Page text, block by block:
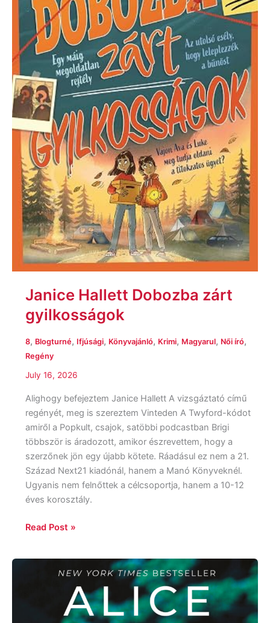
Janice Hallett Dobozba zárt
gyilkosságok
8, Blogturné, Ifjúsági, Könyvajánló, Krimi, Magyarul, Női író,
Regény
July 16, 2026
Alighogy befejeztem Janice Hallett A vizsgáztató című
regényét, meg is szereztem Vinteden A Twyford-kódot
amiről a Popkult, csajok, satöbbi podcastban Brigi
többször is áradozott, amikor észrevettem, hogy a
szerzőnek jön egy újabb kötete. Ráadásul ez nem a 21.
Század Next21 kiadónál, hanem a Manó Könyveknél.
Ugyanis nem felnőttek a célcsoportja, hanem a 10-12
éves korosztály.
Read Post »